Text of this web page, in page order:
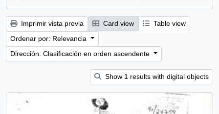
Imprimir vista previa Card view
Table view
Ordenar por: Relevancia
Dirección: Clasificación en orden ascendente
Show 1 results with digital objects